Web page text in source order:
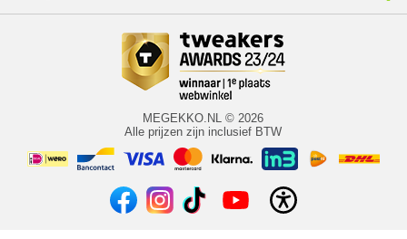
MEGEKKO.NL © 2026
Alle prijzen zijn inclusief BTW